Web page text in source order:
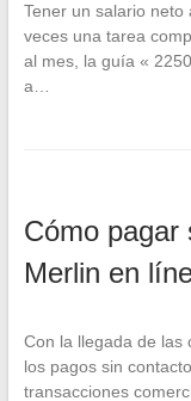
Tener un salario
veces una tarea
al mes, la guía «
a…
Cómo pagar
Merlin en
Con la llegada de las
los pagos sin
transacciones